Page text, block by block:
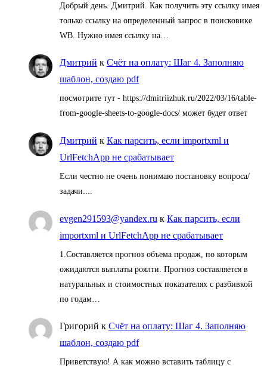
Добрый день. Дмитрий. Как получить эту ссылку имея
только ссылку на определенный запрос в поисковике
WB. Нужно имея ссылку на…
Дмитрий к Счёт на оплату: Шаг 4. Заполняю
шаблон, создаю pdf
посмотрите тут - https://dmitriizhuk.ru/2022/03/16/table-
from-google-sheets-to-google-docs/ может будет ответ
Дмитрий к Как парсить, если importxml и
UrlFetchApp не срабатывает
Если честно не очень понимаю постановку вопроса/
задачи....
evgen291593@yandex.ru к Как парсить, если
importxml и UrlFetchApp не срабатывает
1.Составляется прогноз объема продаж, по которым
ожидаются выплаты роялти. Прогноз составляется в
натуральных и стоимостных показателях с разбивкой
по годам…
Григорий к Счёт на оплату: Шаг 4. Заполняю
шаблон, создаю pdf
Приветствую! А как можно вставить таблицу с